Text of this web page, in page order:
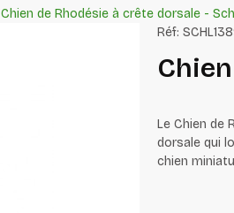
Chien de Rhodésie à crête dorsale -
Réf:
Le Chien de
dorsale qui
chien